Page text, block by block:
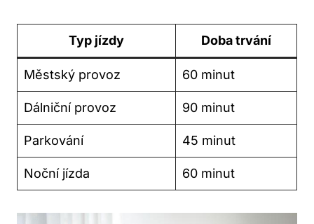
Typ jízdy Doba trvání
Městský provoz 60 minut
Dálniční provoz 90 minut
Parkování 45 minut
Noční jízda 60 minut